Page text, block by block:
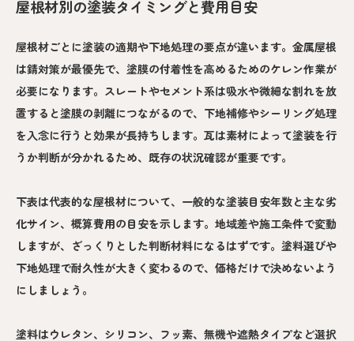
屋根材別の塗装タイミングと費用目安
屋根材ごとに塗装の適期や下地処理の要点が違います。金属屋根
は錆対策が最優先で、塗膜の付着性を高めるためのケレン作業が
必要になります。スレートやセメント系は吸水や微細な割れを放
置すると塗膜の剥離につながるので、下地補修やシーリング処理
を入念に行うと効果が長持ちします。瓦は素材によって塗装を行
うか判断が分かれるため、既存の状況確認が重要です。
下表は代表的な屋根材について、一般的な塗装目安年数と主な劣
化サイン、概算費用の目安を示します。地域差や施工条件で変動
しますが、ざっくりとした判断材料になるはずです。塗料選びや
下地処理で耐久性が大きく変わるので、価格だけで決めないよう
にしましょう。
塗料はウレタン、シリコン、フッ素、無機や遮熱タイプなど選択